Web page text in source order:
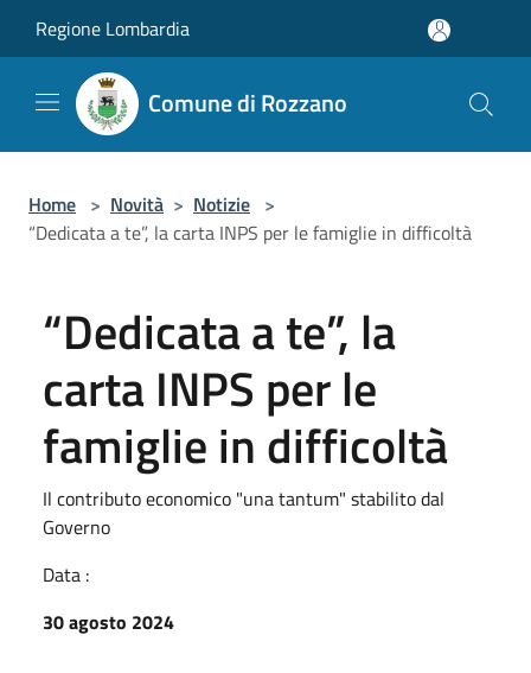
Regione Lombardia
Comune di Rozzano
Home > Novità > Notizie >
“Dedicata a te”, la carta INPS per le famiglie in difficoltà
“Dedicata a te”, la
carta INPS per le
famiglie in difficoltà
Il contributo economico "una tantum" stabilito dal
Governo
Data :
30 agosto 2024